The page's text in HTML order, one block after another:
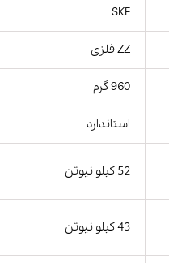
SKF
ZZ فلزی
960 گرم
استاندارد
52 کیلو نیوتن
43 کیلو نیوتن